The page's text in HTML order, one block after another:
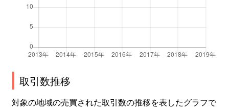
取引数推移
対象の地域の売買された取引数の推移を表したグラフで